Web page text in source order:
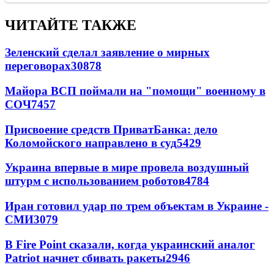
ЧИТАЙТЕ ТАКЖЕ
Зеленский сделал заявление о мирных
переговорах30878
Майора ВСП поймали на "помощи" военному в
СОЧ7457
Присвоение средств ПриватБанка: дело
Коломойского направлено в суд5429
Украина впервые в мире провела воздушный
штурм с использованием роботов4784
Иран готовил удар по трем объектам в Украине -
СМИ3079
В Fire Point сказали, когда украинский аналог
Patriot начнет сбивать ракеты2946